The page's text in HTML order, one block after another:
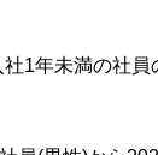
1年未満の社